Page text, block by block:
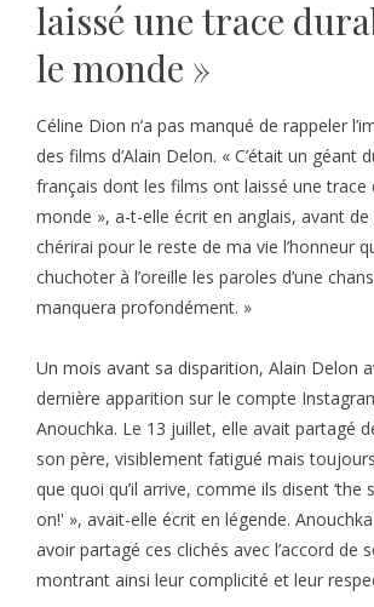
laissé une trace
le monde »
Céline Dion n’a pas manqué de rappeler
des films d’Alain Delon. « C’était un géant
français dont les films ont laissé une trace
monde », a-t-elle écrit en anglais, avant de
chérirai pour le reste de ma vie l’honneur
chuchoter à l’oreille les paroles d’une
manquera profondément. »
Un mois avant sa disparition, Alain Delon
dernière apparition sur le compte
Anouchka. Le 13 juillet, elle avait partagé
son père, visiblement fatigué mais
que quoi qu’il arrive, comme ils disent ‘the
on!' », avait-elle écrit en légende.
avoir partagé ces clichés avec l’accord de
montrant ainsi leur complicité et leur